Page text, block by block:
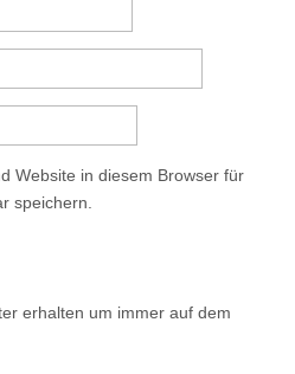
Website in diesem Browser für
speichern.
erhalten um immer auf dem